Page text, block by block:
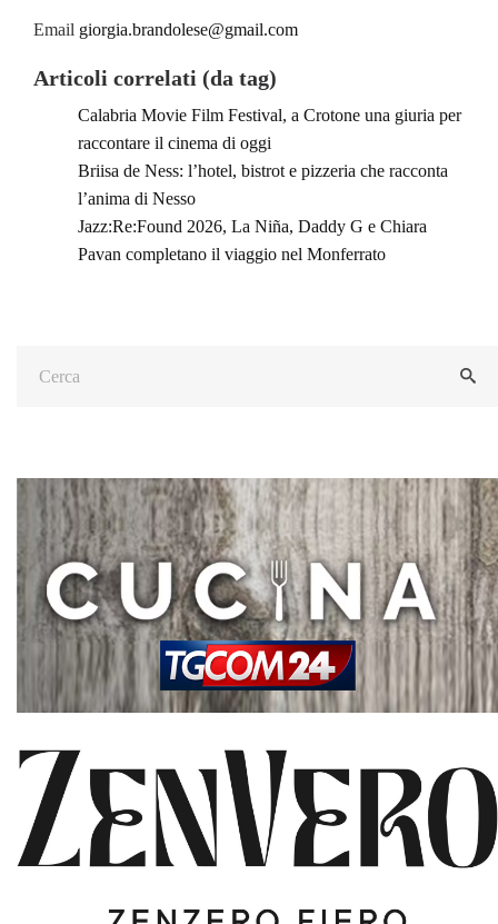
Email giorgia.brandolese@gmail.com
Articoli correlati (da tag)
Calabria Movie Film Festival, a Crotone una giuria per
raccontare il cinema di oggi
Briisa de Ness: l’hotel, bistrot e pizzeria che racconta
l’anima di Nesso
Jazz:Re:Found 2026, La Niña, Daddy G e Chiara
Pavan completano il viaggio nel Monferrato